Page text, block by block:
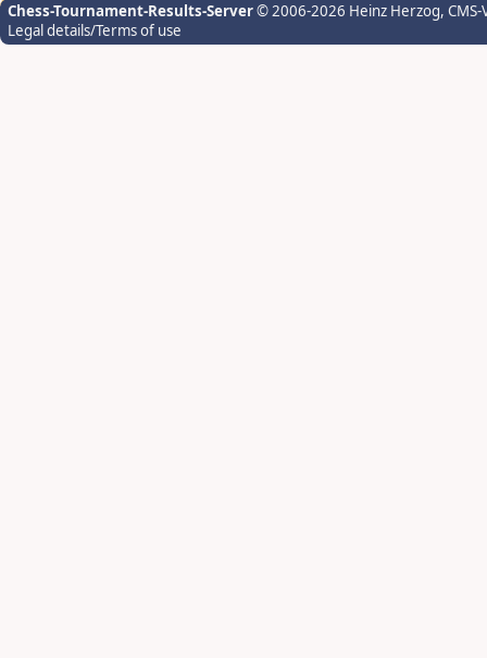
Chess-Tournament-Results-Server© 2006-2026 Heinz Herzog,
Legal details/Terms of use